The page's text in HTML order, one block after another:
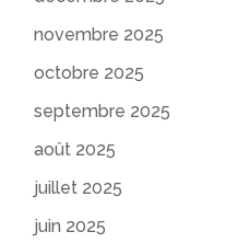
novembre 2025
octobre 2025
septembre 2025
août 2025
juillet 2025
juin 2025